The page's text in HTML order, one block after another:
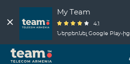
My Team
4.1
Ներբեռնել Google Play-ից